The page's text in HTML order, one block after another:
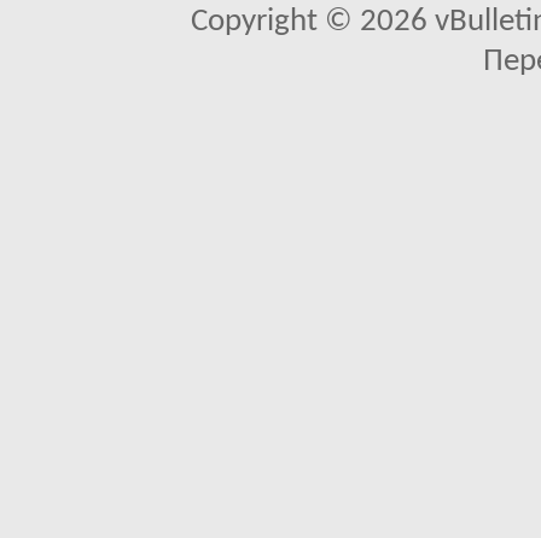
Copyright © 2026